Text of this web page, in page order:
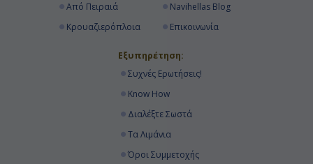
Από Πειραιά
Κρουαζιερόπλοια
Navihellas Blog
Επικοινωνία
Εξυπηρέτηση:
Συχνές Ερωτήσεις!
Know How
Διαλέξτε Σωστά
Τα Λιμάνια
Όροι Συμμετοχής